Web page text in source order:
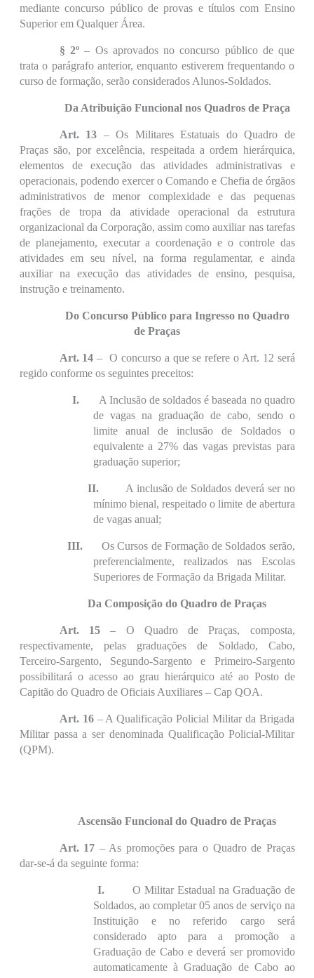
mediante concurso público de provas e títulos com Ensino
Superior em Qualquer Área.
§ 2º– Os aprovados no concurso público de que
trata o parágrafo anterior, enquanto estiverem frequentando o
curso de formação, serão considerados Alunos-Soldados.
Da Atribuição Funcional nos Quadros de Praça
Art. 13 – Os Militares Estatuais do Quadro de
Praças são, por excelência, respeitada a ordem hierárquica,
elementos de execução das atividades administrativas e
operacionais, podendo exercer o Comando e Chefia de órgãos
administrativos de menor complexidade e das pequenas
frações de tropa da atividade operacional da estrutura
organizacional da Corporação, assim como auxiliar nas tarefas
de planejamento, executar a coordenação e o controle das
atividades em seu nível, na forma regulamentar, e ainda
auxiliar na execução das atividades de ensino, pesquisa,
instrução e treinamento.
Do Concurso Público para Ingresso no Quadro
de Praças
Art. 14 – O concurso a que se refere o Art. 12 será
regido conforme os seguintes preceitos:
I.
A Inclusão de soldados é baseada no quadro
de vagas na graduação de cabo, sendo o
limite anual de inclusão de Soldados o
equivalente a 27% das vagas previstas para
graduação superior;
II.
A inclusão de Soldados deverá ser no
mínimo bienal, respeitado o limite de abertura
de vagas anual;
III.
Os Cursos de Formação de Soldados serão,
preferencialmente, realizados nas Escolas
Superiores de Formação da Brigada Militar.
Da Composição do Quadro de Praças
Art. 15– O Quadro de Praças, composta,
respectivamente, pelas graduações de Soldado, Cabo,
Terceiro-Sargento, Segundo-Sargento e Primeiro-Sargento
possibilitará o acesso ao grau hierárquico até ao Posto de
Capitão do Quadro de Oficiais Auxiliares – Cap QOA.
Art. 16– A Qualificação Policial Militar da Brigada
Militar passa a ser denominada Qualificação Policial-Militar
(QPM).
Ascensão Funcional do Quadro de Praças
Art. 17 – As promoções para o Quadro de Praças
dar-se-á da seguinte forma:
I.
O Militar Estadual na Graduação de
Soldados, ao completar 05 anos de serviço na
Instituição e no referido cargo será
considerado apto para a promoção a
Graduação de Cabo e deverá ser promovido
automaticamente à Graduação de Cabo ao